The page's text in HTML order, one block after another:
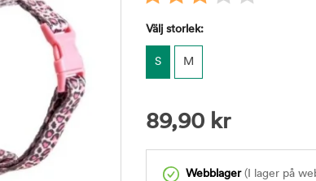
Välj storlek:
S M
89,90 kr
Webblager(I lager på